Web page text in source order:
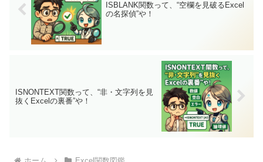
ISBLANK関数って、“空欄を見破るExcel
の名探偵”や！
ISNONTEXT関数って、“非・文字列を見
抜くExcelの裏番”や！